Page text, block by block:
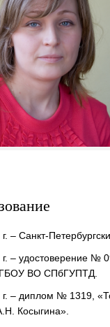
г. – Санкт-
г. – удостоверение №
ВО СПбГУПТД.
г. – диплом № 1319,
Косыгина».